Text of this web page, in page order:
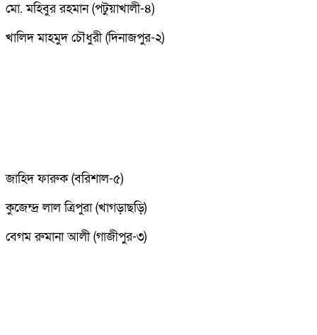
মো. মহিবুর রহমান (পটুয়াখালী-৪)
খালিদ মাহমুদ চৌধুরী (দিনাজপুর-২)
জাহিদ ফারুক (বরিশাল-৫)
কুজেন্দ্র লাল ত্রিপুরা (খাগড়াছড়ি)
বেগম রুমানা আলী (গাজীপুর-৩)